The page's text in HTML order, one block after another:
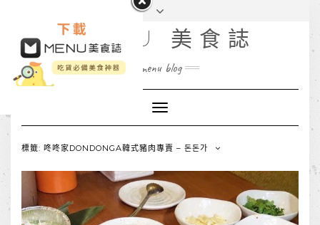
MENU 美食誌
menu blog
Toggle
Navigation
標籤: 咚咚家DONDONGA韓式豬肉專賣 – 돈돈가